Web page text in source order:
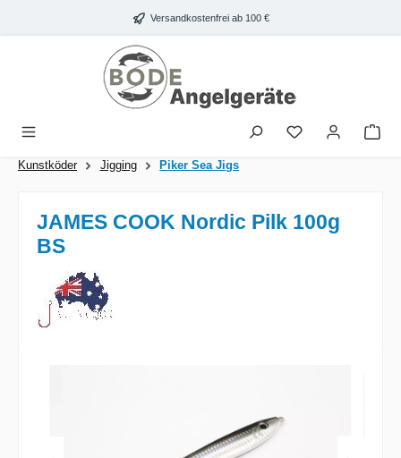
Zum Hauptinhalt springen Versandkostenfrei ab 100 €
Kunstköder Jigging Piker Sea Jigs
JAMES COOK Nordic Pilk 100g
BS